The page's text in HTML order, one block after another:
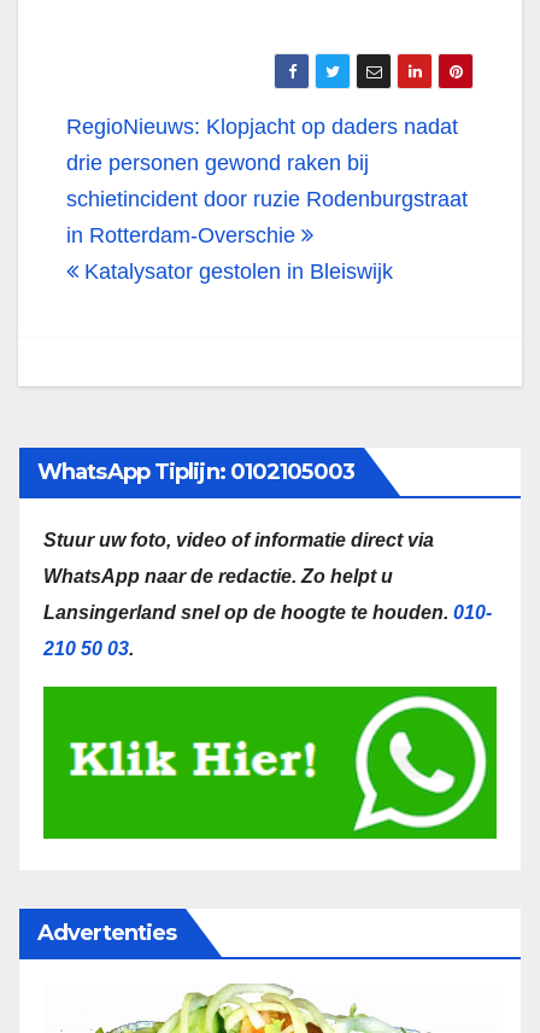
Bericht
navigatie
RegioNieuws: Klopjacht op daders nadat
drie personen gewond raken bij
schietincident door ruzie Rodenburgstraat
in Rotterdam-Overschie
Katalysator gestolen in Bleiswijk
WhatsApp Tiplijn: 0102105003
Stuur uw foto, video of informatie direct via
WhatsApp naar de redactie. Zo helpt u
Lansingerland snel op de hoogte te houden. 010-
210 50 03.
Advertenties